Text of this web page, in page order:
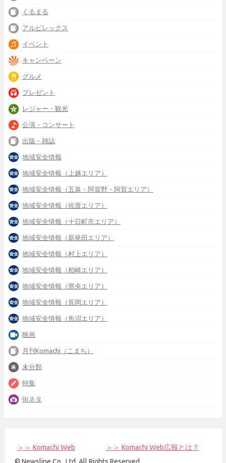
くるまる
アルビレックス
イベント
キャンペーン
グルメ
プレゼント
レジャー・観光
公演・コンサート
出版・雑誌
地域安全情報
地域安全情報（上越エリア）
地域安全情報（五泉・阿賀野・阿賀エリア）
地域安全情報（佐渡エリア）
地域安全情報（十日町市エリア）
地域安全情報（新発田エリア）
地域安全情報（村上エリア）
地域安全情報（柏崎エリア）
地域安全情報（県央エリア）
地域安全情報（長岡エリア）
地域安全情報（魚沼エリア）
映画
月刊Komachi（こまち）
未分類
特集
街ネタ
＞＞ Komachi Web
＞＞ Komachi Web広報とは？